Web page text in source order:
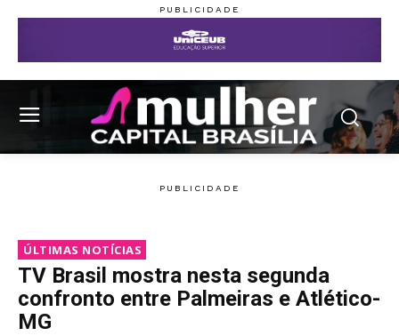
ÚLTIMAS NOTÍCIAS
TV Brasil mostra nesta segunda
confronto entre Palmeiras e Atlético-
MG